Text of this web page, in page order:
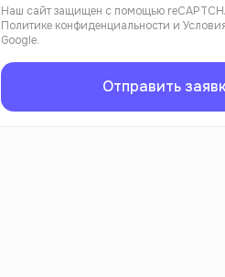
Наш сайт защищен с помощью
Политике конфиденциальности и
Google.
Отправить